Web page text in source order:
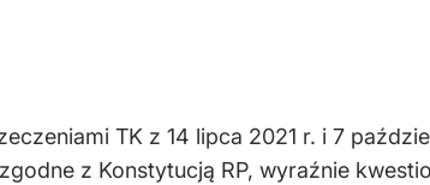
TK z 14 lipca 2021 r. i 7
z Konstytucją RP, wyraźnie